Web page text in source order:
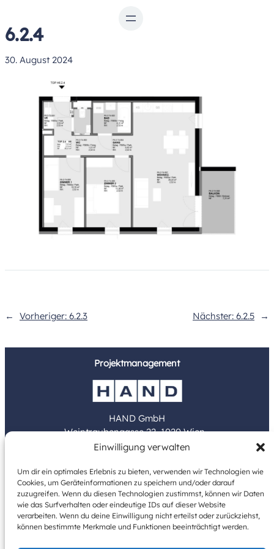
Einwilligung verwalten
Um dir ein optimales Erlebnis zu bieten, verwenden wir Technologien wie
Cookies, um Geräteinformationen zu speichern und/oder darauf
zuzugreifen. Wenn du diesen Technologien zustimmst, können wir Daten
wie das Surfverhalten oder eindeutige IDs auf dieser Website
verarbeiten. Wenn du deine Einwilligung nicht erteilst oder zurückziehst,
können bestimmte Merkmale und Funktionen beeinträchtigt werden.
Inhalt
springen
6.2.4
30. August 2024
← Vorheriger: 6.2.3 Nächster: 6.2.5 →
Projektmanagement
HAND GmbH
Weintraubengasse 22, 1020 Wien
www.hand.at
Bauträger